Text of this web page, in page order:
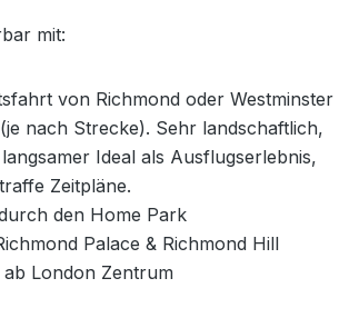
mit:
von Richmond oder Westminster
nach Strecke). Sehr landschaftlich,
Ideal als Ausflugserlebnis,
Zeitpläne.
den Home Park
Palace & Richmond Hill
ab London Zentrum